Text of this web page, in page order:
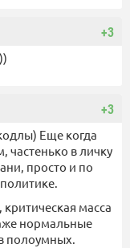
+3
+3
Еще когда
в личку
просто и по
масса
нормальные
полоумных.